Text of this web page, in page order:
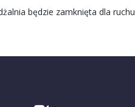
będzie zamknięta dla ruchu